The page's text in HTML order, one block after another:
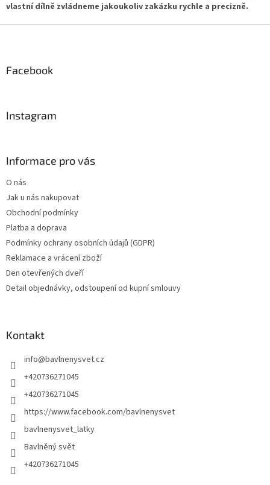
vlastní dílně zvládneme jakoukoliv zakázku rychle a precizně.
Facebook
Instagram
Informace pro vás
O nás
Jak u nás nakupovat
Obchodní podmínky
Platba a doprava
Podmínky ochrany osobních údajů (GDPR)
Reklamace a vrácení zboží
Den otevřených dveří
Detail objednávky, odstoupení od kupní smlouvy
Kontakt
info@bavlnenysvet.cz
+420736271045
+420736271045
https://www.facebook.com/bavlnenysvet
bavlnenysvet_latky
Bavlněný svět
+420736271045